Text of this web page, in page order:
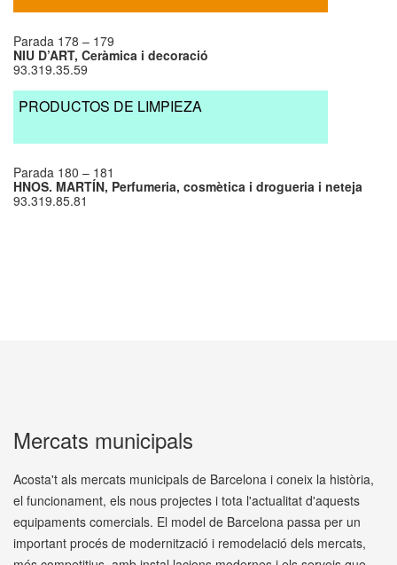
Parada 178 – 179
NIU D’ART, Ceràmica i decoració
93.319.35.59
PRODUCTOS DE LIMPIEZA
Parada 180 – 181
HNOS. MARTÍN, Perfumeria, cosmètica i drogueria i neteja
93.319.85.81
Mercats municipals
Acosta't als mercats municipals de Barcelona i coneix la història,
el funcionament, els nous projectes i tota l'actualitat d'aquests
equipaments comercials. El model de Barcelona passa per un
important procés de modernització i remodelació dels mercats,